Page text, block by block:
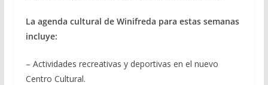
La agenda cultural de Winifreda para estas semanas
incluye:
– Actividades recreativas y deportivas en el nuevo
Centro Cultural.